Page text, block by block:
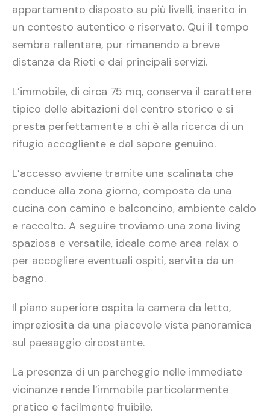
appartamento disposto su più livelli, inserito in
un contesto autentico e riservato. Qui il tempo
sembra rallentare, pur rimanendo a breve
distanza da Rieti e dai principali servizi.
L’immobile, di circa 75 mq, conserva il carattere
tipico delle abitazioni del centro storico e si
presta perfettamente a chi è alla ricerca di un
rifugio accogliente e dal sapore genuino.
L’accesso avviene tramite una scalinata che
conduce alla zona giorno, composta da una
cucina con camino e balconcino, ambiente caldo
e raccolto. A seguire troviamo una zona living
spaziosa e versatile, ideale come area relax o
per accogliere eventuali ospiti, servita da un
bagno.
Il piano superiore ospita la camera da letto,
impreziosita da una piacevole vista panoramica
sul paesaggio circostante.
La presenza di un parcheggio nelle immediate
vicinanze rende l’immobile particolarmente
pratico e facilmente fruibile.